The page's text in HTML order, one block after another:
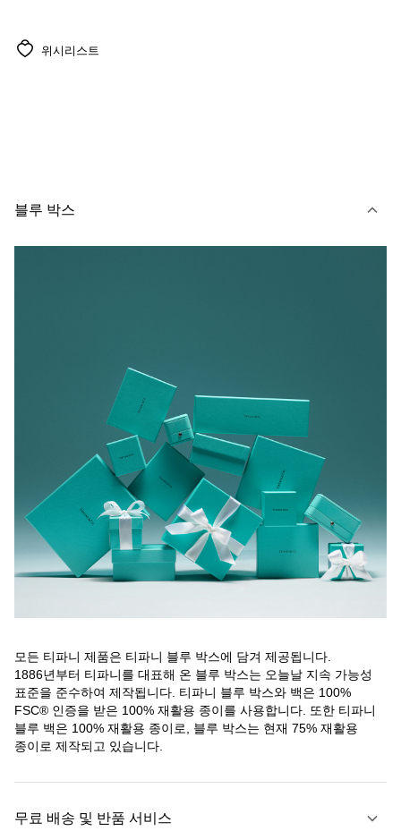
위시리스트
블루 박스
모든 티파니 제품은 티파니 블루 박스에 담겨 제공됩니다.
1886년부터 티파니를 대표해 온 블루 박스는 오늘날 지속 가능성
표준을 준수하여 제작됩니다. 티파니 블루 박스와 백은 100%
FSC® 인증을 받은 100% 재활용 종이를 사용합니다. 또한 티파니
블루 백은 100% 재활용 종이로, 블루 박스는 현재 75% 재활용
종이로 제작되고 있습니다.
무료 배송 및 반품 서비스